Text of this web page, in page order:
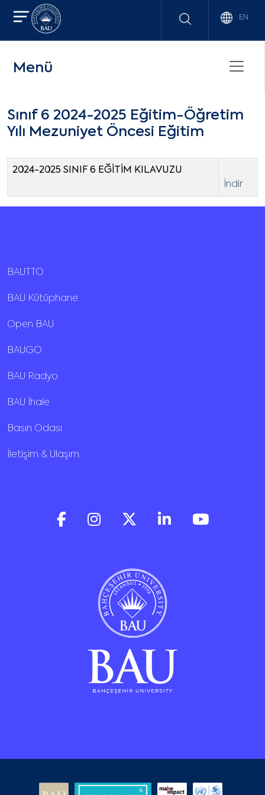
EN
Menü
Sınıf 6 2024-2025 Eğitim-Öğretim
Yılı Mezuniyet Öncesi Eğitim
2024-2025 SINIF 6 EĞİTİM KILAVUZU
İndir
BAUTTO
BAU Kütüphane
Open BAU
BAUGO
BAU Radyo
BAU İhale
Basın Odası
İletişim & Ulaşım